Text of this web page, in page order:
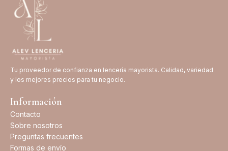
Tu proveedor de confianza en lencería mayorista. Calidad, variedad
y los mejores precios para tu negocio.
Información
Contacto
Sobre nosotros
Preguntas frecuentes
Formas de envío